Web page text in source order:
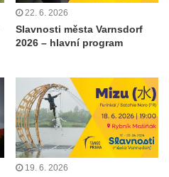
22. 6. 2026
Slavnosti města Varnsdorf
2026 – hlavní program
19. 6. 2026